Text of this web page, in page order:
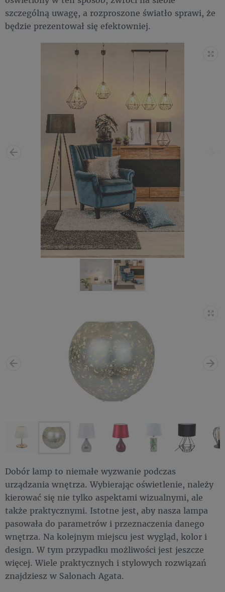
szczególną uwagę, a rozproszone światło sprawi, że
będzie prezentował się efektowniej.
Dobór lamp to niemałe wyzwanie podczas
urządzania wnętrza. Wybierając oświetlenie, należy
kierować się nie tylko aspektami wizualnymi, ale
także praktycznymi. Istotne jest, aby nasza lampa
pasowała do parametrów i przeznaczenia danego
wnętrza. Na kolejnym miejscu jest wygląd, kolor i
design. W tym przypadku możliwości jest jeszcze
więcej. Wiele praktycznych i stylowych rozwiązań
znajdziesz w Salonach Agata.